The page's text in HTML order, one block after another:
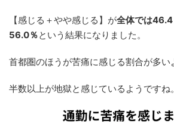
【感じる＋やや感じる】が全体では46.4
56.0％という結果になりました。
首都圏のほうが苦痛に感じる割合が多い
半数以上が地獄と感じているようですね。